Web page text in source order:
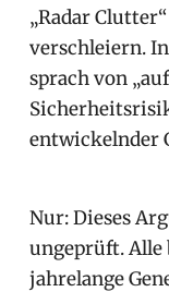
„Radar
verschleiern.
sprach von
entwickelnder
Nur: Dieses
ungeprüft.
jahrelange